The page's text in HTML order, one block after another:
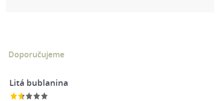
Doporučujeme
Litá bublanina